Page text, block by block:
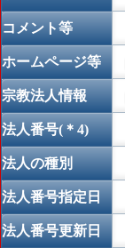
コメント等
ホームページ等
宗教法人情報
法人番号(＊4)
法人の種別
法人番号指定日
法人番号更新日